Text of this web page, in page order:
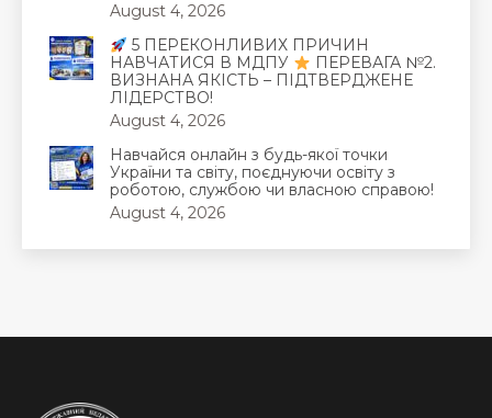
August 4, 2026
5 ПЕРЕКОНЛИВИХ ПРИЧИН
НАВЧАТИСЯ В МДПУ
ПЕРЕВАГА №2.
ВИЗНАНА ЯКІСТЬ – ПІДТВЕРДЖЕНЕ
ЛІДЕРСТВО!
August 4, 2026
Навчайся онлайн з будь-якої точки
України та світу, поєднуючи освіту з
роботою, службою чи власною справою!
August 4, 2026